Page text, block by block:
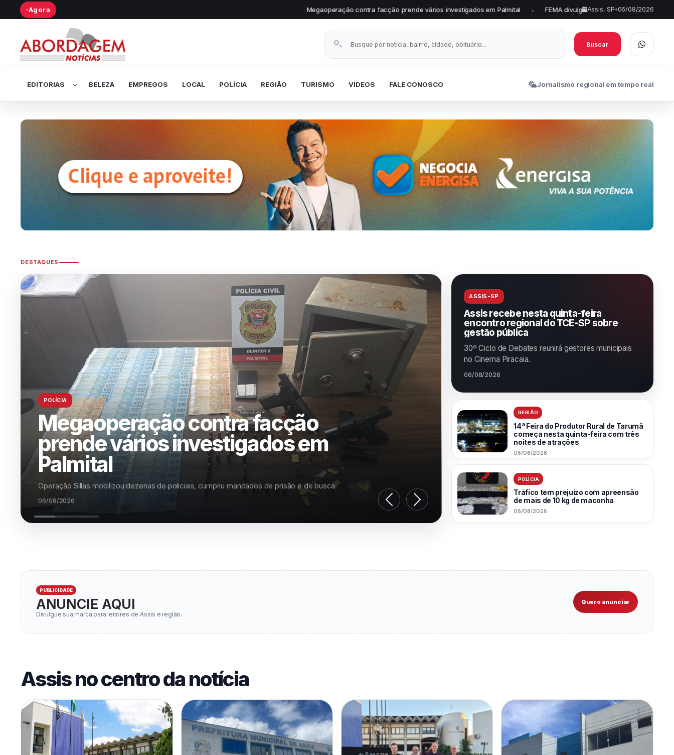
● Agora Megaoperação contra facção prende vários investigados em Palmital • FEMA divulga aprovados no projeto de extensão FEMA Robótica
Assis, SP•06/08/2026
Buscar notícias
Buscar
EDITORIAS BELEZA EMPREGOS LOCAL POLÍCIA REGIÃO TURISMO VÍDEOS FALE CONOSCO Jornalismo regional em tempo real
DESTAQUES
ASSIS-SP
FEMA divulga aprovados no projeto
de extensão FEMA Robótica
Classificados devem realizar matrícula e participar da primeira aula na próxima segunda-feira, 10.
06/08/2026
ASSIS-SP
Assis recebe nesta quinta-feira
encontro regional do TCE-SP sobre
gestão pública
30º Ciclo de Debates reunirá gestores municipais
no Cinema Piracaia.
06/08/2026
REGIÃO
14ª Feira do Produtor Rural de Tarumã
começa nesta quinta-feira com três
noites de atrações
06/08/2026
POLÍCIA
Tráfico tem prejuízo com apreensão
de mais de 10 kg de maconha
06/08/2026
PUBLICIDADE
ANUNCIE AQUI
Divulgue sua marca para leitores de Assis e região.
Quero anunciar
Assis no centro da notícia